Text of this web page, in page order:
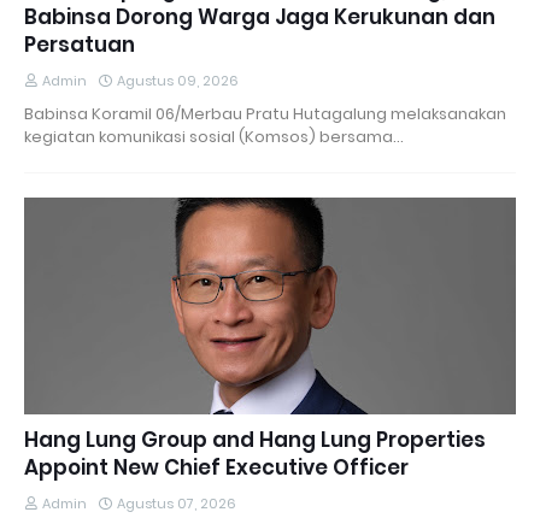
Babinsa Dorong Warga Jaga Kerukunan dan
Persatuan
Admin Agustus 09, 2026
Babinsa Koramil 06/Merbau Pratu Hutagalung melaksanakan
kegiatan komunikasi sosial (Komsos) bersama…
Hang Lung Group and Hang Lung Properties
Appoint New Chief Executive Officer
Admin Agustus 07, 2026